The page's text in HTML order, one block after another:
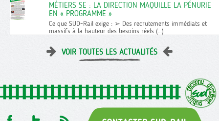
MÉTIERS SE : LA DIRECTION MAQUILLE LA PÉNURIE
EN « PROGRAMME »
Ce que SUD-Rail exige : ➢ Des recrutements immédiats et
massifs à la hauteur des besoins réels (…)
VOIR TOUTES LES ACTUALITÉS